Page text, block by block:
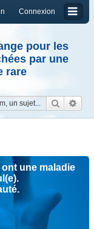
Connexion
pour les
par une
rare
une maladie